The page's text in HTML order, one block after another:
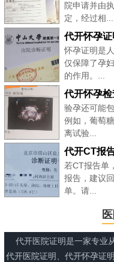
院申请并由
定，经过相...
代开怀孕证
怀孕证明是
仅保障了孕
的作用。...
代开怀孕检
验孕还可能
例如，葡萄
离试验...
代开CT报
若CT报告单
报告，建议
单。请...
代开医院证明是一家专业
代开医院证明、代开怀孕证